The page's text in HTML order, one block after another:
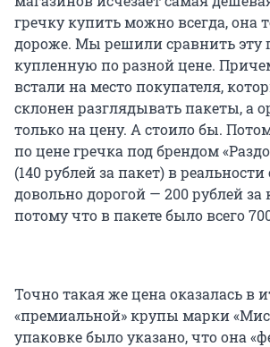
гречку купить можно всегда, она
дороже. Мы решили сравнить эту
купленную по разной цене.
встали на место покупателя,
склонен разглядывать пакеты, а
только на цену. А стоило бы.
по цене гречка под брендом
(140 рублей за пакет) в реальности
довольно дорогой — 200 рублей
потому что в пакете было всего
Точно такая же цена оказалась в
«премиальной» крупы марки
упаковке было указано, что она